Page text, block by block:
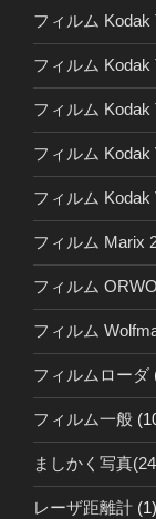
フィルム Kodak
フィルム Kodak
フィルム Kodak
フィルム Kodak
フィルム Kodak
フィルム Marix
フィルム
フィルム
フィルムローダ
フィルム一般
ましかく写真
レーザ距離計 (1)